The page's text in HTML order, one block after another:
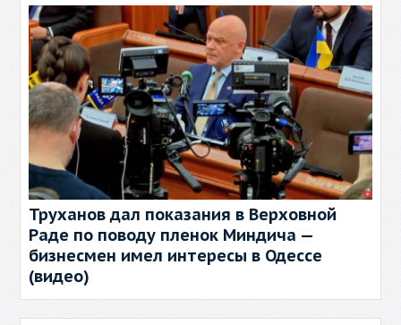
Труханов дал показания в Верховной
Раде по поводу пленок Миндича —
бизнесмен имел интересы в Одессе
(видео)